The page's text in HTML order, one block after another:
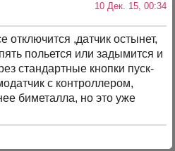
10 Дек. 15, 00:34
отключится ,датчик остынет,
польется или задымится и
стандартные кнопки пуск-
с контроллером,
биметалла, но это уже